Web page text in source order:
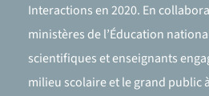
Interactions en 2020. En
ministères de l’Éducation
scientifiques et enseignants
milieu scolaire et le grand public